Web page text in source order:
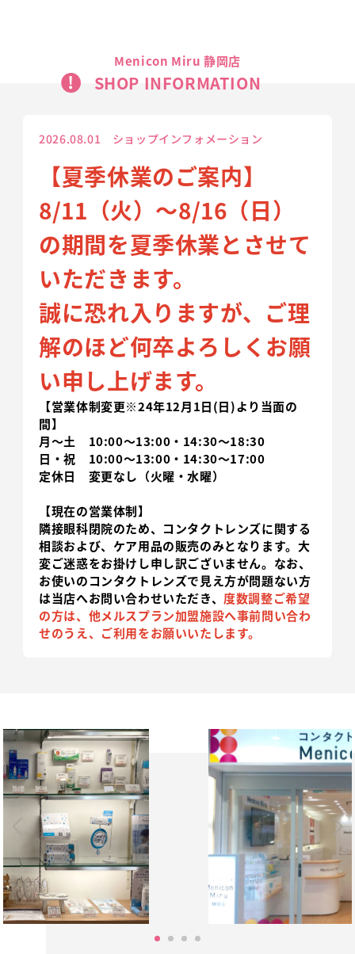
Menicon Miru 静岡店
SHOP INFORMATION
2026.08.01 ショップインフォメーション
【夏季休業のご案内】
8/11（火）～8/16（日）
の期間を夏季休業とさせて
いただきます。
誠に恐れ入りますが、ご理
解のほど何卒よろしくお願
い申し上げます。
【営業体制変更※24年12月1日(日)より当面の
間】
月～土 10:00～13:00・14:30～18:30
日・祝 10:00～13:00・14:30～17:00
定休日 変更なし（火曜・水曜）
【現在の営業体制】
隣接眼科閉院のため、コンタクトレンズに関する
相談および、ケア用品の販売のみとなります。 大
変ご迷惑をお掛けし申し訳ございません。なお、
お使いのコンタクトレンズで見え方が問題ない方
は当店へお問い合わせいただき、度数調整ご希望
の方は、他メルスプラン加盟施設へ事前問い合わ
せのうえ、ご利用をお願いいたします。